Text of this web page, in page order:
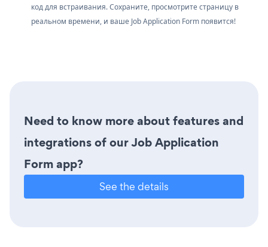
код для встраивания. Сохраните, просмотрите страницу в
реальном времени, и ваше Job Application Form появится!
Need to know more about features and
integrations of our Job Application
Form app?
See the details